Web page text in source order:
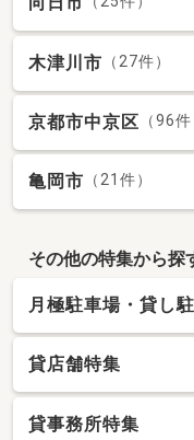
木津川市 （27件）
京都市中京区 （96件
亀岡市 （21件）
その他の特集から探
月極駐車場・貸し
貸店舗特集
貸事務所特集